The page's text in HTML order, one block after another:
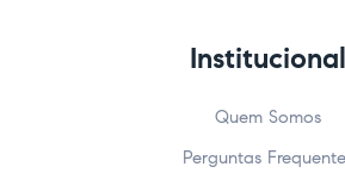
Institucional
Quem Somos
Perguntas